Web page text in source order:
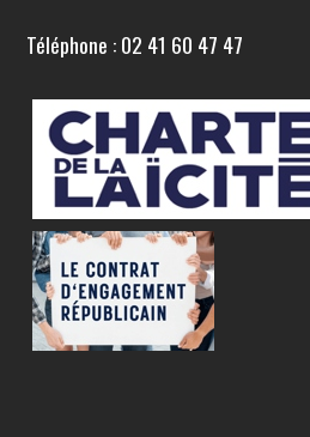
Téléphone : 02 41 60 47 47